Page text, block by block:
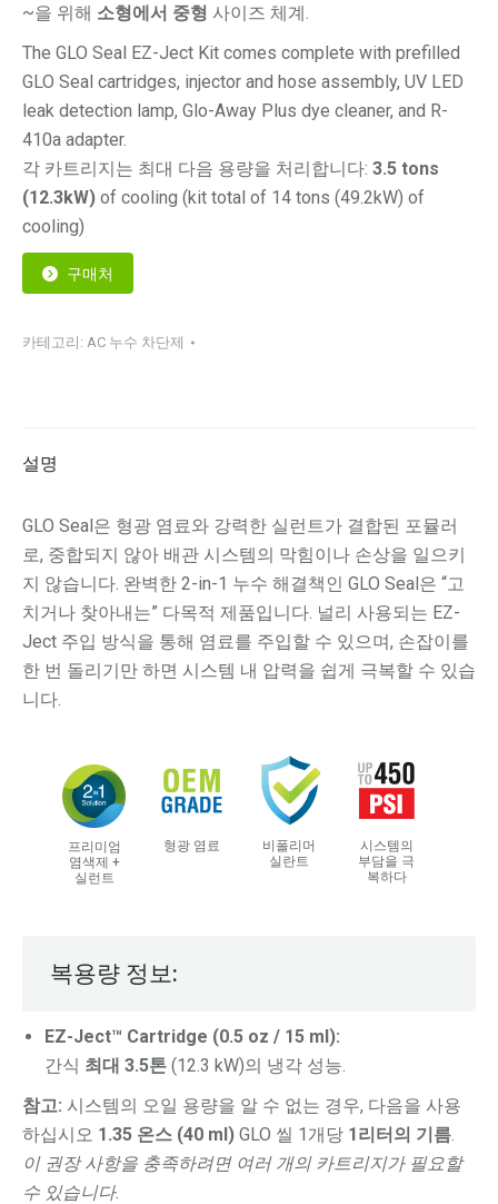
~을 위해 소형에서 중형 사이즈 체계.
The GLO Seal EZ-Ject Kit comes complete with prefilled
GLO Seal cartridges, injector and hose assembly, UV LED
leak detection lamp, Glo-Away Plus dye cleaner, and R-
410a adapter.
각 카트리지는 최대 다음 용량을 처리합니다: 3.5 tons
(12.3kW) of cooling (kit total of 14 tons (49.2kW) of
cooling)
구매처
카테고리: AC 누수 차단제
설명
GLO Seal은 형광 염료와 강력한 실런트가 결합된 포뮬러
로, 중합되지 않아 배관 시스템의 막힘이나 손상을 일으키
지 않습니다. 완벽한 2-in-1 누수 해결책인 GLO Seal은 “고
치거나 찾아내는” 다목적 제품입니다. 널리 사용되는 EZ-
Ject 주입 방식을 통해 염료를 주입할 수 있으며, 손잡이를
한 번 돌리기만 하면 시스템 내 압력을 쉽게 극복할 수 있습
니다.
프리미엄
염색제 +
실런트
형광 염료
비폴리머
실란트
시스템의
부담을 극
복하다
복용량 정보:
EZ-Ject™ Cartridge (0.5 oz / 15 ml):
간식 최대 3.5톤 (12.3 kW)의 냉각 성능.
참고: 시스템의 오일 용량을 알 수 없는 경우, 다음을 사용
하십시오 1.35 온스 (40 ml) GLO 씰 1개당 1리터의 기름
이 권장 사항을 충족하려면 여러 개의 카트리지가 필요할
수 있습니다.